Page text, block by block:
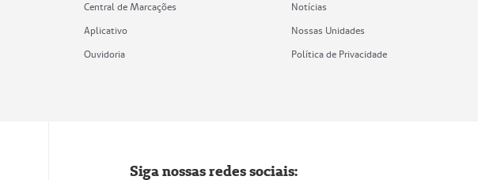
Central de Marcações
Aplicativo
Ouvidoria
Notícias
Nossas Unidades
Política de Privacidade
Siga nossas redes sociais: